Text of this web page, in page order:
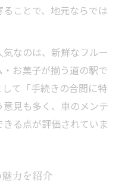
ことで、地元ならでは
なのは、新鮮なフルー
お菓子が揃う道の駅で
て「手続きの合間に特
見も多く、車のメンテ
る点が評価されていま
力を紹介